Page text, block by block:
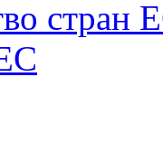
стран